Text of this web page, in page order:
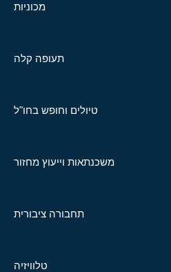
מכוניות
תעופה קלה
טיולים וחופש בחו"ל
משכנתאות וייעוץ מחזור
תחבורה ציבורית
טלוויזיה